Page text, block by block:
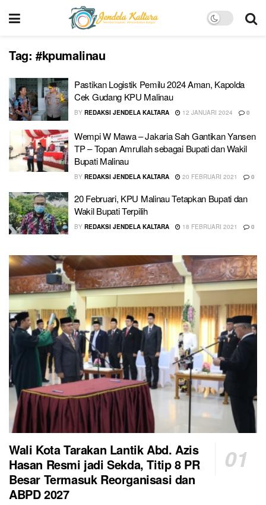
Tag: #kpumalinau
Pastikan Logistik Pemilu 2024 Aman, Kapolda
Cek Gudang KPU Malinau
BY REDAKSI JENDELA KALTARA 12 JANUARI 2024 0
Wempi W Mawa – Jakaria Sah Gantikan Yansen
TP – Topan Amrullah sebagai Bupati dan Wakil
Bupati Malinau
BY REDAKSI JENDELA KALTARA 20 FEBRUARI 2021 0
20 Februari, KPU Malinau Tetapkan Bupati dan
Wakil Bupati Terpilih
BY REDAKSI JENDELA KALTARA 18 FEBRUARI 2021 0
Wali Kota Tarakan Lantik Abd. Azis
Hasan Resmi jadi Sekda, Titip 8 PR
Besar Termasuk Reorganisasi dan
ABPD 2027